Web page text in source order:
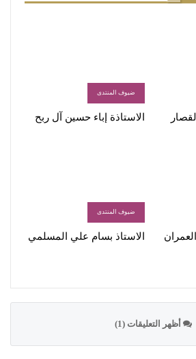
ضيوف المنتدى
الاستاذة إباء حسين آل ربح
ضيوف المنتدى
الاستاذ بسام علي المسلمي
أظهر التعليقات (1)